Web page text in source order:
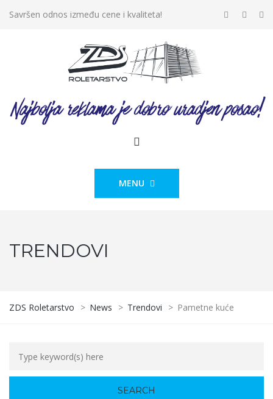
Savršen odnos između cene i kvaliteta!
MENU
TRENDOVI
ZDS Roletarstvo > News > Trendovi > Pametne kuće